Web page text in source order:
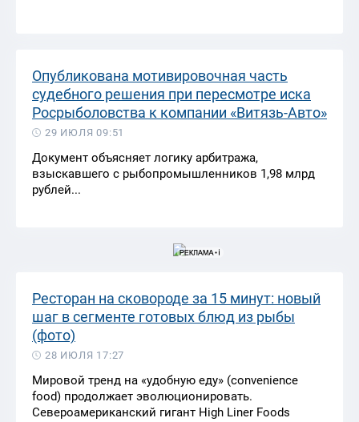
Опубликована мотивировочная часть
судебного решения при пересмотре иска
Росрыболовства к компании «Витязь-Авто»
29 ИЮЛЯ 09:51
Документ объясняет логику арбитража,
взыскавшего с рыбопромышленников 1,98 млрд
рублей...
Ресторан на сковороде за 15 минут: новый
шаг в сегменте готовых блюд из рыбы
(фото)
28 ИЮЛЯ 17:27
Мировой тренд на «удобную еду» (convenience
food) продолжает эволюционировать.
Североамериканский гигант High Liner Foods